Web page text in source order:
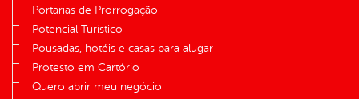
Portarias de Prorrogação
Potencial Turístico
Pousadas, hotéis e casas para alugar
Protesto em Cartório
Quero abrir meu negócio